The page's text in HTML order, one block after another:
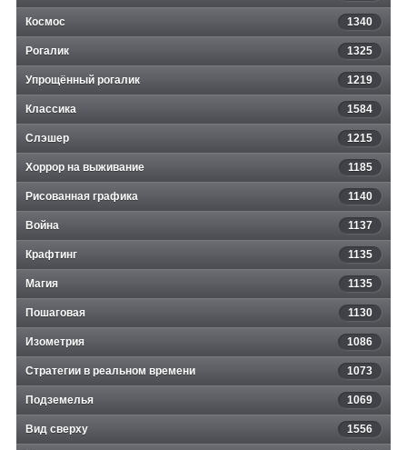
Космос 1340
Рогалик 1325
Упрощённый рогалик 1219
Классика 1584
Слэшер 1215
Хоррор на выживание 1185
Рисованная графика 1140
Война 1137
Крафтинг 1135
Магия 1135
Пошаговая 1130
Изометрия 1086
Стратегии в реальном времени 1073
Подземелья 1069
Вид сверху 1556